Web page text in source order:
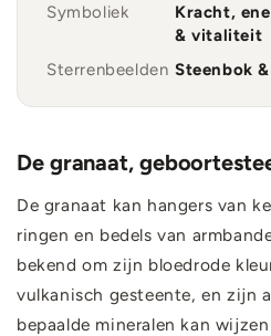
Symboliek
Kracht,
& vitaliteit
Sterrenbeelden Steenbok
De granaat,
De granaat kan hangers van
ringen en bedels van
bekend om zijn bloedrode
vulkanisch gesteente, en zijn
bepaalde mineralen kan